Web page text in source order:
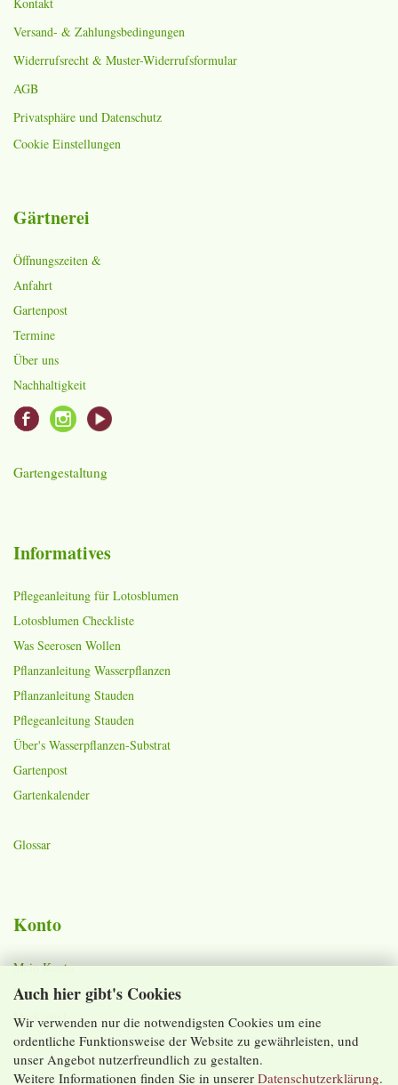
Auch hier gibt's Cookies
Wir verwenden nur die notwendigsten Cookies um eine
ordentliche Funktionsweise der Website zu gewährleisten, und
unser Angebot nutzerfreundlich zu gestalten.
Weitere Informationen finden Sie in unserer Datenschutzerklärung.
Versand- & Zahlungsbedingungen
Widerrufsrecht & Muster-Widerrufsformular
AGB
Privatsphäre und Datenschutz
Cookie Einstellungen
Gärtnerei
Öffnungszeiten &
Anfahrt
Gartenpost
Termine
Über uns
Nachhaltigkeit
Gartengestaltung
Informatives
Pflegeanleitung für Lotosblumen
Lotosblumen Checkliste
Was Seerosen Wollen
Pflanzanleitung Wasserpflanzen
Pflanzanleitung Stauden
Pflegeanleitung Stauden
Über's Wasserpflanzen-Substrat
Gartenpost
Gartenkalender
Glossar
Konto
Mein Konto
Warenkorb
Merkzettel
Lieferzeiten und Versandkosten